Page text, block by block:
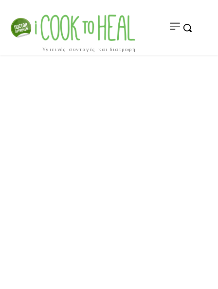
Υγιεινές συνταγές και διατροφή